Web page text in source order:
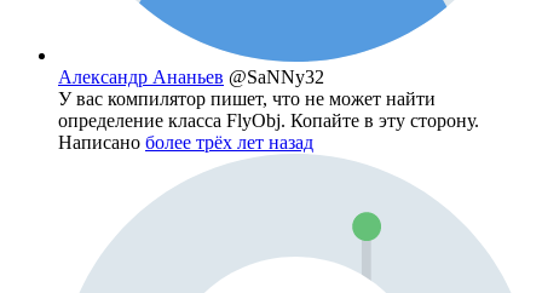
Александр Ананьев @SaNNy32
У вас компилятор пишет, что не может найти
определение класса FlyObj. Копайте в эту сторону.
Написано более трёх лет назад